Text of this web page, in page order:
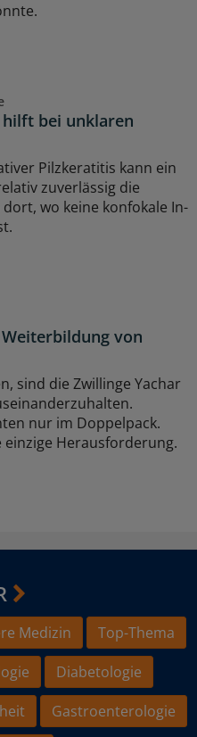
hilft bei unklaren
Pilzkeratitis kann ein
zuverlässig die
wo keine konfokale In-
von
sind die Zwillinge Yachar
nur im Doppelpack.
Herausforderung.
Medizin
Top-Thema
Diabetologie
Gastroenterologie